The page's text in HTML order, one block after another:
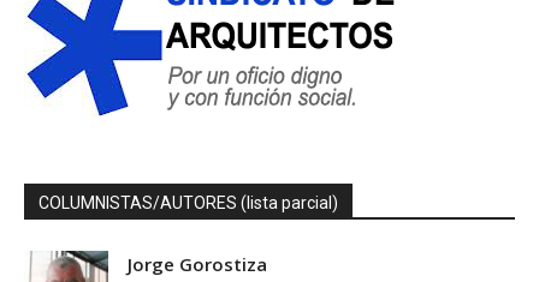
COLUMNISTAS/AUTORES (lista parcial)
Jorge Gorostiza